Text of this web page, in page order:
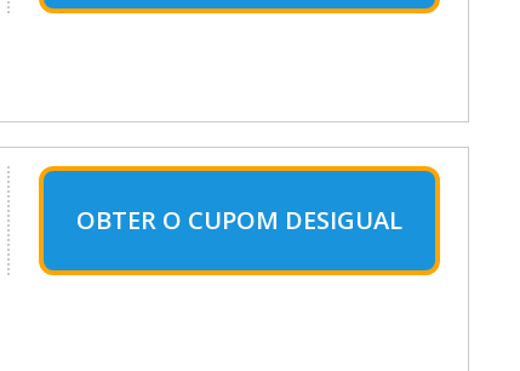
OBTER O CUPOM DESIGUAL